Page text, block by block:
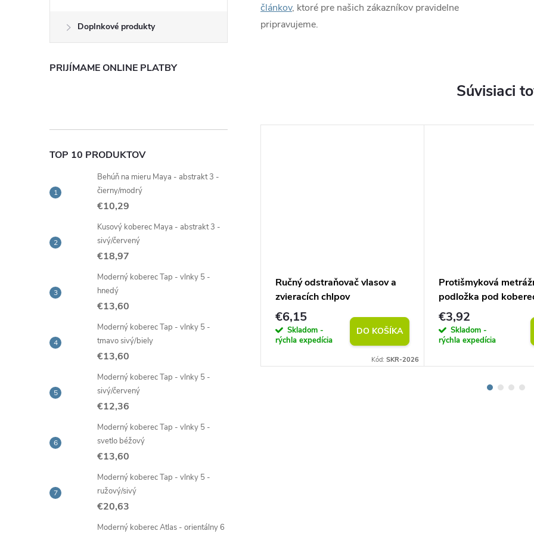
Doplnkové produkty
PRIJÍMAME ONLINE PLATBY
TOP 10 PRODUKTOV
Behúň na mieru Maya - abstrakt 3 -
čierny/modrý
€10,29
Kusový koberec Maya - abstrakt 3 -
sivý/červený
€18,97
Moderný koberec Tap - vlnky 5 -
hnedý
€13,60
Moderný koberec Tap - vlnky 5 -
tmavo sivý/biely
€13,60
Moderný koberec Tap - vlnky 5 -
sivý/červený
€12,36
Moderný koberec Tap - vlnky 5 -
svetlo béžový
€13,60
Moderný koberec Tap - vlnky 5 -
ružový/sivý
€20,63
Moderný koberec Atlas - orientálny 6
článkov, ktoré pre našich zákazníkov pravidelne
pripravujeme.
Súvisiaci
Prírodný jutový špagát, návin
50 m
Skladom -
rýchla expedícia
DO KOŠÍKA
Ručný odstraňovač vlasov a
zvieracích chlpov
€6,15
Skladom -
rýchla expedícia
DO KOŠÍKA
Kód: SKR-2026
Protišmyková
podložka pod
(vlastný rozmer)
€3,92
Skladom -
rýchla expedícia